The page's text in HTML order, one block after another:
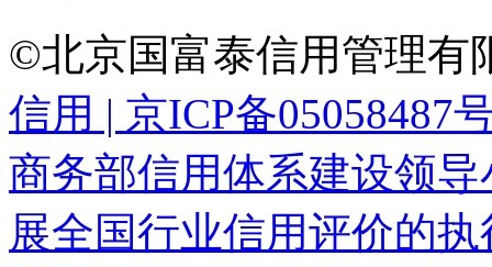
©北京国富泰信用管理有
信用 | 京ICP备05058487
商务部信用体系建设领
展全国行业信用评价的